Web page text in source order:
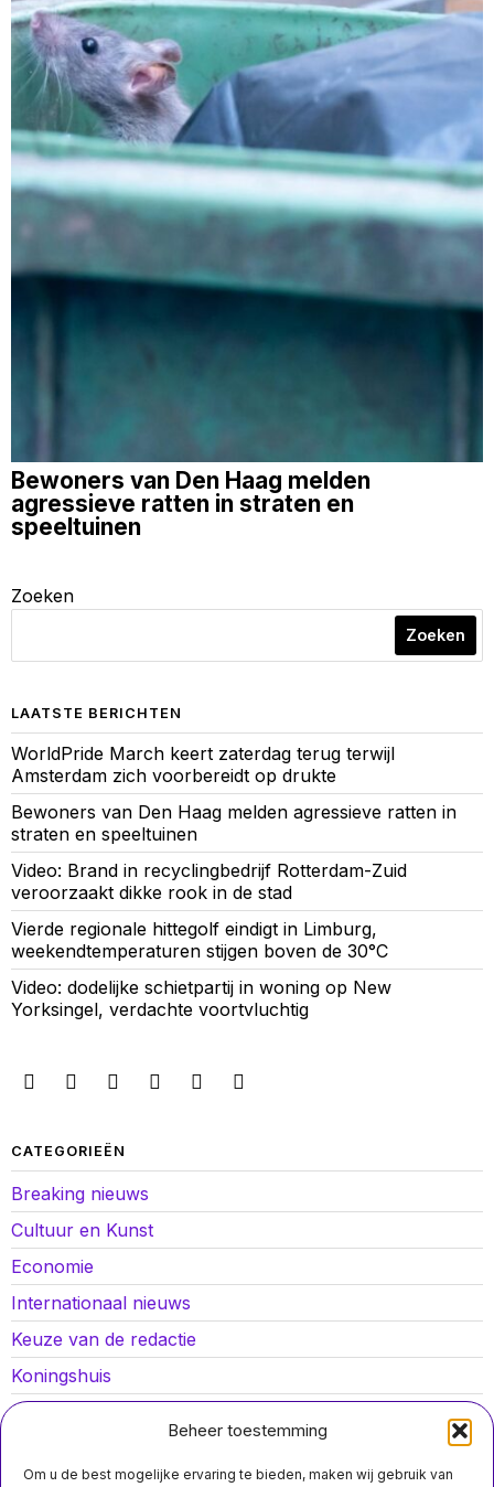
Beheer toestemming
Om u de best mogelijke ervaring te bieden, maken wij gebruik van
Bewoners van Den Haag melden
agressieve ratten in straten en
speeltuinen
Zoeken
Zoeken
LAATSTE BERICHTEN
WorldPride March keert zaterdag terug terwijl
Amsterdam zich voorbereidt op drukte
Bewoners van Den Haag melden agressieve ratten in
straten en speeltuinen
Video: Brand in recyclingbedrijf Rotterdam-Zuid
veroorzaakt dikke rook in de stad
Vierde regionale hittegolf eindigt in Limburg,
weekendtemperaturen stijgen boven de 30°C
Video: dodelijke schietpartij in woning op New
Yorksingel, verdachte voortvluchtig
CATEGORIEËN
Breaking nieuws
Cultuur en Kunst
Economie
Internationaal nieuws
Keuze van de redactie
Koningshuis
Lokaal nieuws